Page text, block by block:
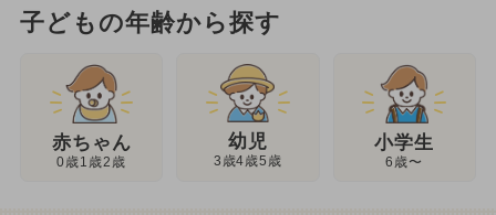
子どもの年齢から探す
赤ちゃん
0歳1歳2歳
幼児
3歳4歳5歳
小学生
6歳〜